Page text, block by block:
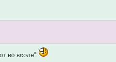
во всоле"